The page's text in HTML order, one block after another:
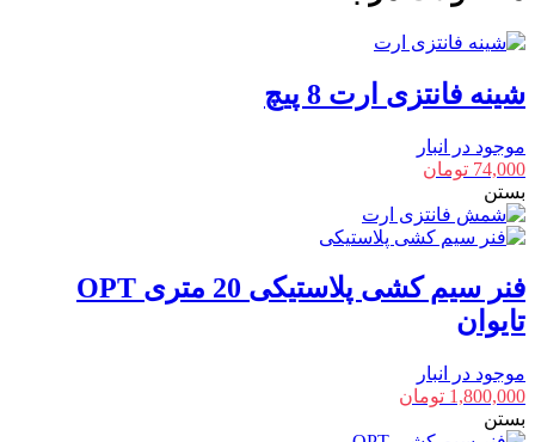
شینه فانتزی ارت 8 پیچ
موجود در انبار
74,000 تومان
بستن
فنر سیم کشی پلاستیکی 20 متری OPT
تایوان
موجود در انبار
1,800,000 تومان
بستن